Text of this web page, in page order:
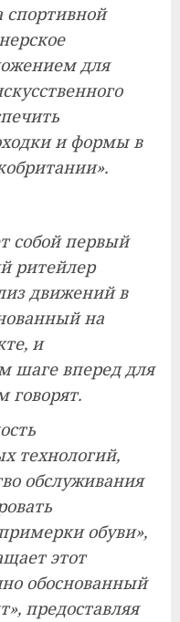
для
и формы в
собой первый
ритейлер
движений в
на
и
шаге вперед для
говорят.
технологий,
обслуживания
обуви»,
этот
обоснованный
предоставляя